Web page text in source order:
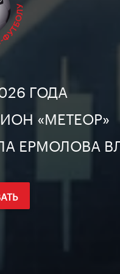
ГОДА
«МЕТЕОР»
ЕРМОЛОВА